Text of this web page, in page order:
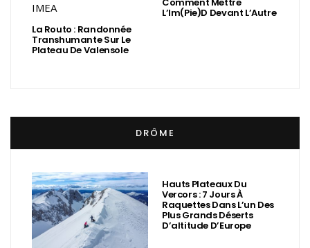
La Routo : Randonnée
Transhumante Sur Le
Plateau De Valensole
L’Im(Pie)d Devant L’Autre
DRÔME
Hauts Plateaux Du
Vercors : 7 Jours À
Raquettes Dans L’un Des
Plus Grands Déserts
D’altitude D’Europe